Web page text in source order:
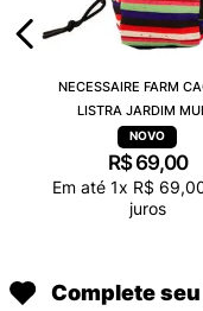
NECESSAIRE FARM
LISTRA JARDIM
R$ 69,00
Em até 1x R$ 69,
juros
Complete